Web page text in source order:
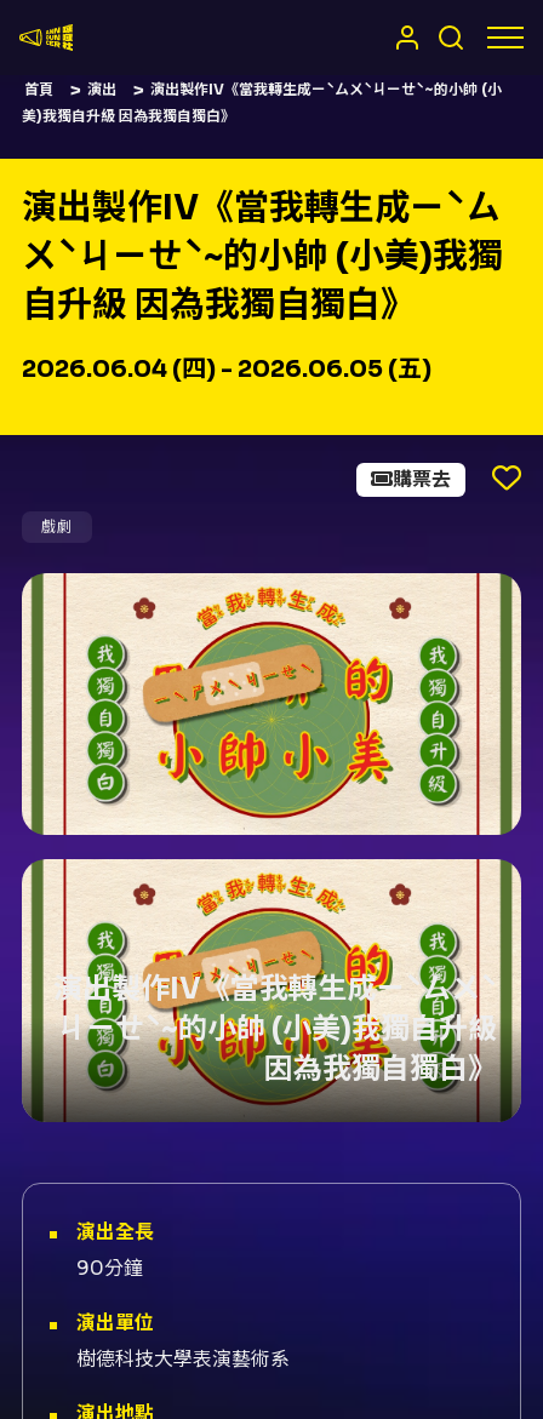
首頁 演出
演出製作IV《當我轉生成ㄧˋㄙㄨˋㄐㄧㄝˋ~的小帥 (小
美)我獨自升級 因為我獨自獨白》
演出製作IV《當我轉生成ㄧˋㄙ
ㄨˋㄐㄧㄝˋ~的小帥 (小美)我獨
自升級 因為我獨自獨白》
2026.06.04 (四) - 2026.06.05 (五)
戲劇
購票去
演出製作IV《當我轉生成ㄧˋㄙㄨˋ
ㄐㄧㄝˋ~的小帥 (小美)我獨自升級
因為我獨自獨白》
演出全長
90分鐘
演出單位
樹德科技大學表演藝術系
演出地點